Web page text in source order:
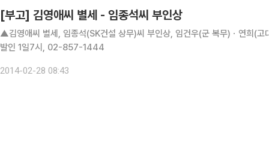
[부고] 김영애씨 별세 - 임종석씨 부인상
▲김영애씨 별세, 임종석(SK건설 상무)씨 부인상, 임건우(군 복무)ㆍ연희(
발인 1일7시, 02-857-1444
2014-02-28 08:43